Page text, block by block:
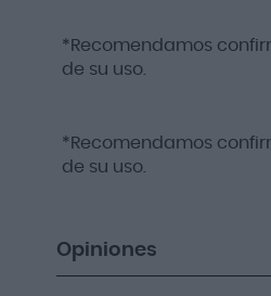
*Recomendamos
de su uso.
*Recomendamos
de su uso.
Opiniones